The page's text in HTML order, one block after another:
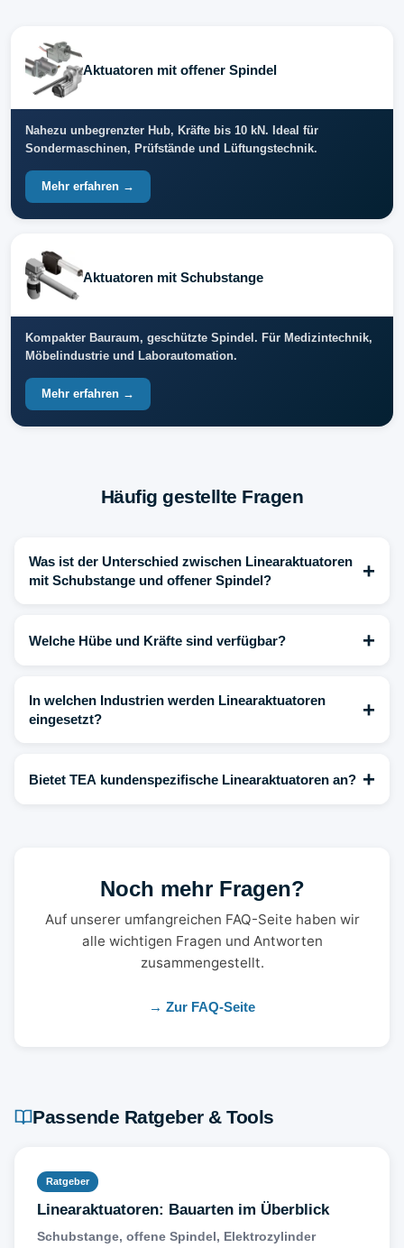
Aktuatoren mit offener Spindel
Nahezu unbegrenzter Hub, Kräfte bis 10 kN. Ideal für
Sondermaschinen, Prüfstände und Lüftungstechnik.
Mehr erfahren →
Aktuatoren mit Schubstange
Kompakter Bauraum, geschützte Spindel. Für Medizintechnik,
Möbelindustrie und Laborautomation.
Mehr erfahren →
Häufig gestellte Fragen
Was ist der Unterschied zwischen Linearaktuatoren
mit Schubstange und offener Spindel?
+
Welche Hübe und Kräfte sind verfügbar? +
In welchen Industrien werden Linearaktuatoren
eingesetzt?
+
Bietet TEA kundenspezifische Linearaktuatoren an? +
Noch mehr Fragen?
Auf unserer umfangreichen FAQ-Seite haben wir
alle wichtigen Fragen und Antworten
zusammengestellt.
→ Zur FAQ-Seite
Passende Ratgeber & Tools
Ratgeber
Linearaktuatoren: Bauarten im Überblick
Schubstange, offene Spindel, Elektrozylinder